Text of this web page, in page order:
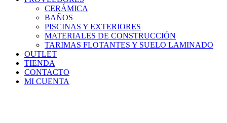
CERÁMICA
BAÑOS
PISCINAS Y EXTERIORES
MATERIALES DE CONSTRUCCIÓN
TARIMAS FLOTANTES Y SUELO LAMINADO
OUTLET
TIENDA
CONTACTO
MI CUENTA